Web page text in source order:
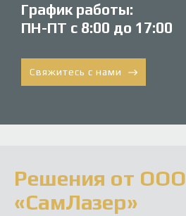
График работы:
ПН-ПТ с 8:00 до 17:00
Свяжитесь с нами
Решения от ООО
«СамЛазер»